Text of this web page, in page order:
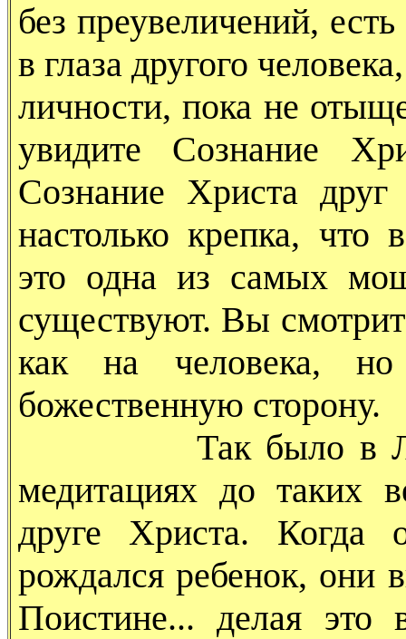
без преувеличений,
в глаза другого
личности, пока не
увидите Сознание
Сознание Христа
настолько крепка, что
это одна из самых
существуют. Вы
как на человека,
божественную сторону.
Так было в
медитациях до таких
друге Христа. Когда
рождался ребенок, они
Поистине... делая это